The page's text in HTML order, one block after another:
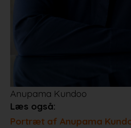
Anupama Kundoo
Læs også:
Portræt af Anupama